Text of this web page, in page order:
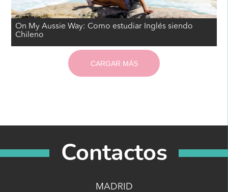
On My Aussie Way: Como estudiar Inglés siendo
Chileno
CARGAR MÁS
Contactos
MADRID